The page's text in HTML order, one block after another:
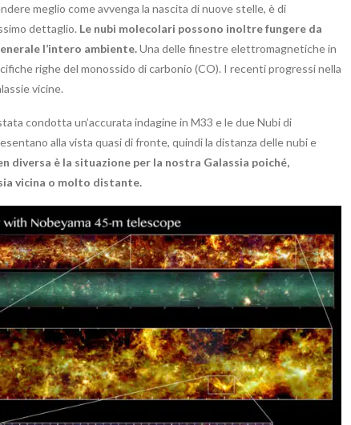
meglio come avvenga la nascita di nuove stelle, è di
dettaglio. Le nubi molecolari possono inoltre fungere da
l’intero ambiente.Una delle finestre elettromagnetiche in
righe del monossido di carbonio (CO). I recenti progressi nella
vicine.
condotta un’accurata indagine in M33 e le due Nubi di
alla vista quasi di fronte, quindi la distanza delle nubi e
diversa è la situazione per la nostra Galassia poiché,
vicina o molto distante.